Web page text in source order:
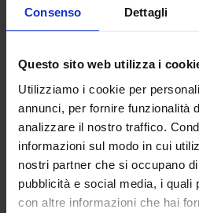
Consenso Dettagli
Questo sito web utilizza i
Utilizziamo i cookie per
annunci, per fornire funzionalità
analizzare il nostro traffico.
informazioni sul modo in cui
nostri partner che si occupano
pubblicità e social media, i quali
con altre informazioni che hai
J'accepte la